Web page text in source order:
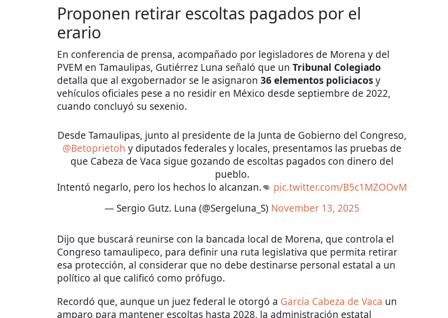
Proponen retirar escoltas pagados por el
erario
En conferencia de prensa, acompañado por legisladores de Morena y del
PVEM en Tamaulipas, Gutiérrez Luna señaló que un Tribunal Colegiado
detalla que al exgobernador se le asignaron 36 elementos policiacosy
vehículos oficiales pese a no residir en México desde septiembre de 2022,
cuando concluyó su sexenio.
Desde Tamaulipas, junto al presidente de la Junta de Gobierno del Congreso,
@Betoprietoh y diputados federales y locales, presentamos las pruebas de
que Cabeza de Vaca sigue gozando de escoltas pagados con dinero del
pueblo.
Intentó negarlo, pero los hechos lo alcanzan.👊 pic.twitter.com/B5c1MZOOvM
— Sergio Gutz. Luna (@Sergeluna_S) November 13, 2025
Dijo que buscará reunirse con la bancada local de Morena, que controla el
Congreso tamaulipeco, para definir una ruta legislativa que permita retirar
esa protección, al considerar que no debe destinarse personal estatal a un
político al que calificó como prófugo.
Recordó que, aunque un juez federal le otorgó a García Cabeza de Vaca un
amparo para mantener escoltas hasta 2028, la administración estatal